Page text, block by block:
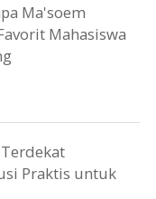
Ma'soem
Mahasiswa
Praktis untuk